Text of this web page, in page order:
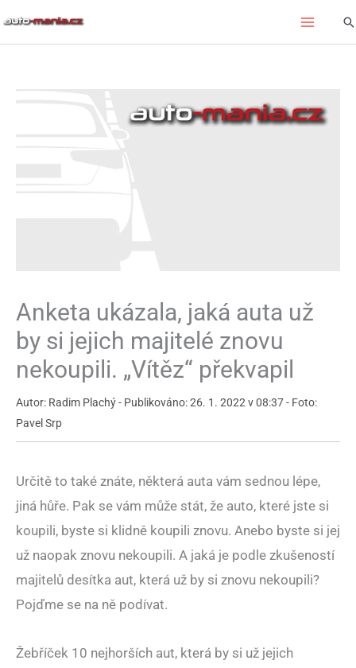
Anketa ukázala, jaká auta už
by si jejich majitelé znovu
nekoupili. „Vítěz“ překvapil
Autor: Radim Plachý - Publikováno: 26. 1. 2022 v 08:37 - Foto:
Pavel Srp
Určitě to také znáte, některá auta vám sednou lépe,
jiná hůře. Pak se vám může stát, že auto, které jste si
koupili, byste si klidně koupili znovu. Anebo byste si jej
už naopak znovu nekoupili. A jaká je podle zkušeností
majitelů desítka aut, která už by si znovu nekoupili?
Pojďme se na ně podívat.
Žebříček 10 nejhorších aut, která by si už jejich